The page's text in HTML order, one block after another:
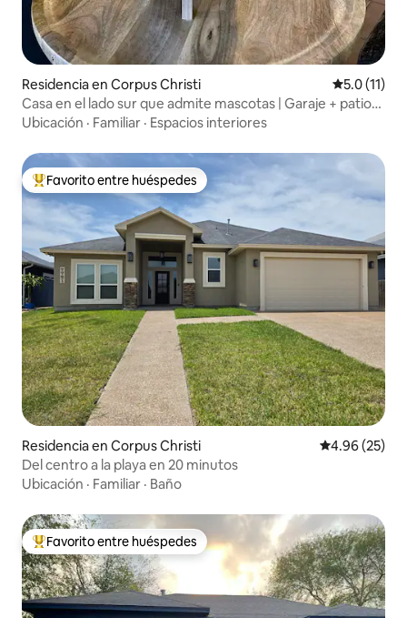
Residencia en Corpus Christi Calificación
5.0 (11)
Casa en el lado sur que admite mascotas | Garaje + patio
vallado
Ubicación · Familiar · Espacios interiores
De los mejores en Favorito entre huéspedes
Favorito entre huéspedes
Residencia en Corpus Christi Calificación
4.96 (25)
Del centro a la playa en 20 minutos
Ubicación · Familiar · Baño
De los mejores en Favorito entre huéspedes
Favorito entre huéspedes